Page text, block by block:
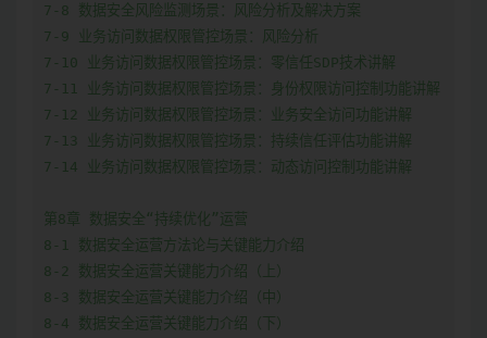
7-8 数据安全风险监测场景：风险分析及解决方案
7-9 业务访问数据权限管控场景：风险分析
7-10 业务访问数据权限管控场景：零信任SDP技术讲解
7-11 业务访问数据权限管控场景：身份权限访问控制功能讲解
7-12 业务访问数据权限管控场景：业务安全访问功能讲解
7-13 业务访问数据权限管控场景：持续信任评估功能讲解
7-14 业务访问数据权限管控场景：动态访问控制功能讲解
第8章 数据安全“持续优化”运营
8-1 数据安全运营方法论与关键能力介绍
8-2 数据安全运营关键能力介绍（上）
8-3 数据安全运营关键能力介绍（中）
8-4 数据安全运营关键能力介绍（下）